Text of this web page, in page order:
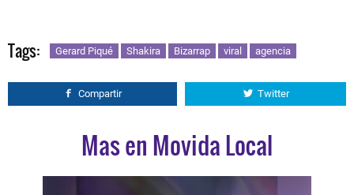
Tags: Gerard Piqué Shakira Bizarrap viral agencia
Compartir Twitter
Mas en Movida Local